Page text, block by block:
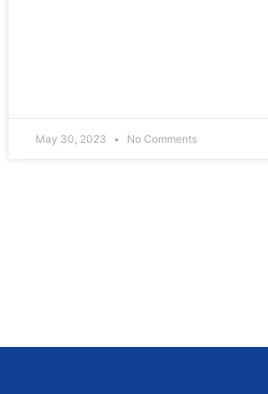
May 30, 2023 No Comments